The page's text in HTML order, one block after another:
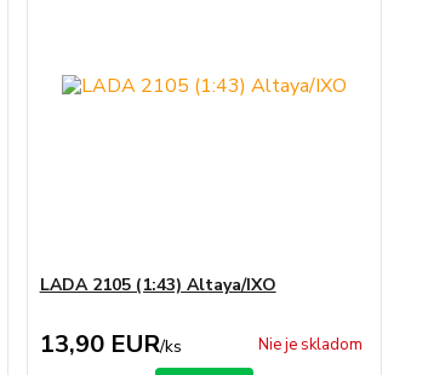
LADA 2105 (1:43) Altaya/IXO
13,90 EUR/ks Nie je skladom